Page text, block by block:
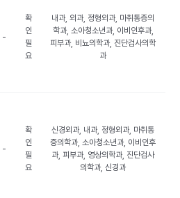
-
확
인
필
요
내과, 외과, 정형외과, 마취통증의
학과, 소아청소년과, 이비인후과,
피부과, 비뇨의학과, 진단검사의학
과
-
확
인
필
요
신경외과, 내과, 정형외과, 마취통
증의학과, 소아청소년과, 이비인후
과, 피부과, 영상의학과, 진단검사
의학과, 신경과